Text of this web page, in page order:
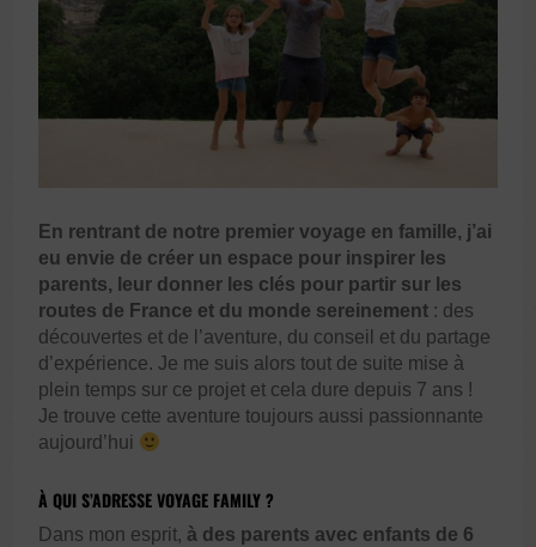
En rentrant de notre premiervoyage en famille, j’ai
eu envie de créer un espace pour inspirer les
parents, leur donner les clés pour partir sur les
routes de France et du monde sereinement : des
découvertes et de l’aventure, du conseil et du partage
d’expérience. Je me suis alors tout de suite mise à
plein temps sur ce projet et cela dure depuis 7 ans !
Je trouve cette aventure toujours aussi passionnante
aujourd’hui
À QUI S’ADRESSE VOYAGE FAMILY ?
Dans mon esprit, à des parents avec enfants de 6